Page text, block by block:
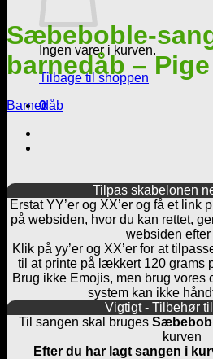
Ingen varer i kurven.
Tilbage til shoppen
0
Sæbeboble-
barnedåb –
Barnedåb
Tilpas skabelonen
Erstat YY’er og XX’er og få et link
på websiden, hvor du kan rettet,
websiden efter
Klik på yy’er og XX’er for at
til at printe på lækkert 120 grams
Brug ikke Emojis, men brug vores
system kan ikke
Vigtigt - Tilbehør
Til sangen skal bruges
kurven
Efter du har lagt sangen i